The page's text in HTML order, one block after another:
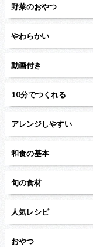
野菜のおやつ
やわらかい
動画付き
10分でつくれる
アレンジしやすい
和食の基本
旬の食材
人気レシピ
おやつ